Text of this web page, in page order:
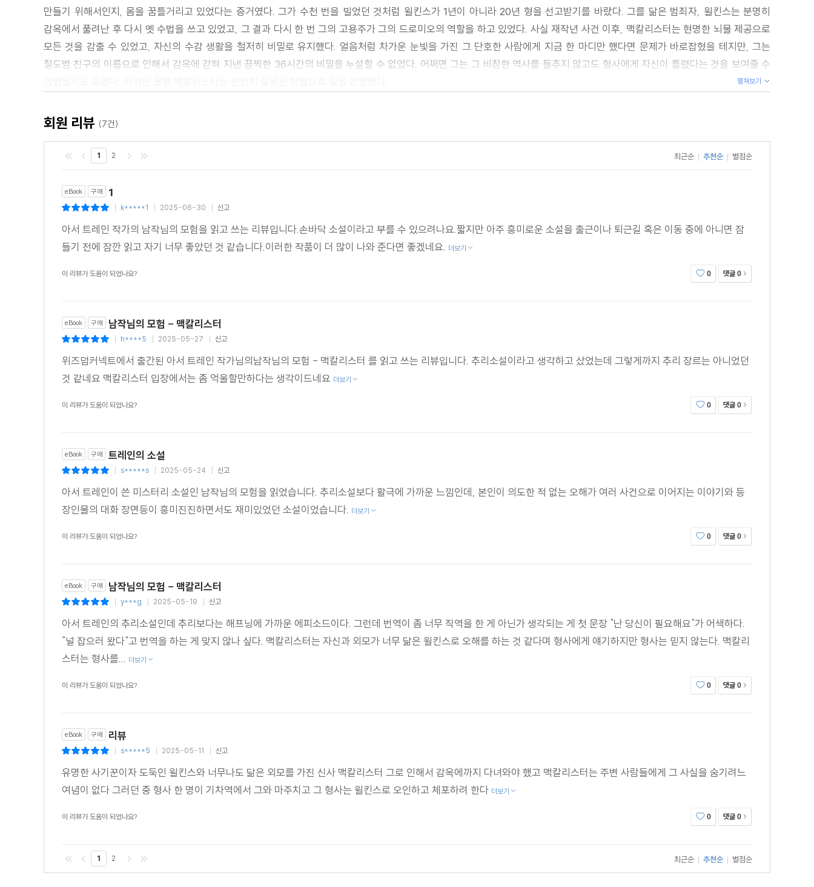
만들기 위해서인지, 몸을 꿈틀거리고 있었다는 증거였다. 그가 수천 번을 빌었던 것처럼 윌킨스가 1년이 아니라 20년 형을 선고받기를 바랐다. 그를 닮은 범죄자, 윌킨스는 분명히
감옥에서 풀려난 후 다시 옛 수법을 쓰고 있었고, 그 결과 다시 한 번 그의 고용주가 그의 드로미오의 역할을 하고 있었다. 사실 재작년 사건 이후, 맥칼리스터는 현명한 뇌물 제공으로
모든 것을 감출 수 있었고, 자신의 수감 생활을 철저히 비밀로 유지했다. 얼음처럼 차가운 눈빛을 가진 그 단호한 사람에게 지금 한 마디만 했다면 문제가 바로잡혔을 테지만, 그는
절도범 친구의 이름으로 인해서 감옥에 갇혀 지낸 끔찍한 36시간의 비밀을 누설할 수 없었다. 어쩌면 그는 그 비참한 역사를 들추지 않고도 형사에게 자신이 틀렸다는 것을 보여줄 수
<추천평>
스릴러까지 다양한 어조가 존재한다. 이 소설은 당신을 사로잡을 것이다."
"까다로운 상황에 대한 재미있는 해결책이 제시된다. 예전 추리소설이라는 점을 감안한다면, 모두가 즐길 수 있다."
- Vesy, Goodreads 독자
펼쳐보기
회원 리뷰 (7건)
1 2 최근순 추천순 별점순
eBook 구매 1
k*****1 2025-06-30 신고
아서 트레인 작가의 남작님의 모험을 읽고 쓰는 리뷰입니다.손바닥 소설이라고 부를 수 있으려나요.짧지만 아주 흥미로운 소설을 출근이나 퇴근길 혹은 이동 중에 아니면 잠
들기 전에 잠깐 읽고 자기 너무 좋았던 것 같습니다.이러한 작품이 더 많이 나와 준다면 좋겠네요. 더보기
이 리뷰가 도움이 되었나요? 0 댓글 0
eBook 구매 남작님의 모험 - 맥칼리스터
h****5 2025-05-27 신고
위즈덤커넥트에서 출간된 아서 트레인 작가님의남작님의 모험 - 맥칼리스터 를 읽고 쓰는 리뷰입니다. 추리소설이라고 생각하고 샀었는데 그렇게까지 추리 장르는 아니었던
것 같네요 맥칼리스터 입장에서는 좀 억울할만하다는 생각이드네요 더보기
이 리뷰가 도움이 되었나요? 0 댓글 0
eBook 구매 트레인의 소설
s*****s 2025-05-24 신고
아서 트레인이 쓴 미스터리 소설인 남작님의 모험을 읽었습니다. 추리소설보다 활극에 가까운 느낌인데, 본인이 의도한 적 없는 오해가 여러 사건으로 이어지는 이야기와 등
장인물의 대화 장면등이 흥미진진하면서도 재미있었던 소설이었습니다. 더보기
이 리뷰가 도움이 되었나요? 0 댓글 0
eBook 구매 남작님의 모험 - 맥칼리스터
y***g 2025-05-19 신고
아서 트레인의 추리소설인데 추리보다는 해프닝에 가까운 에피소드이다. 그런데 번역이 좀 너무 직역을 한 게 아닌가 생각되는 게 첫 문장 "난 당신이 필요해요"가 어색하다.
"널 잡으러 왔다"고 번역을 하는 게 맞지 않나 싶다. 맥칼리스터는 자신과 외모가 너무 닮은 윌킨스로 오해를 하는 것 같다며 형사에게 얘기하지만 형사는 믿지 않는다. 맥칼리
스터는 형사를... 더보기
이 리뷰가 도움이 되었나요? 0 댓글 0
eBook 구매 리뷰
s*****5 2025-05-11 신고
유명한 사기꾼이자 도둑인 윌킨스와 너무나도 닮은 외모를 가진 신사 맥칼리스터 그로 인해서 감옥에까지 다녀와야 했고 맥칼리스터는 주변 사람들에게 그 사실을 숨기려느
여념이 없다 그러던 중 형사 한 명이 기차역에서 그와 마주치고 그 형사는 윌킨스로 오인하고 체포하려 한다 더보기
이 리뷰가 도움이 되었나요? 0 댓글 0
1 2 최근순 추천순 별점순